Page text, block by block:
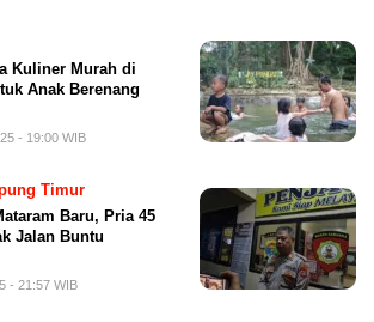
Kuliner Murah di
Anak Berenang
- 19:00 WIB
Timur
Baru, Pria 45
Jalan Buntu
- 21:57 WIB